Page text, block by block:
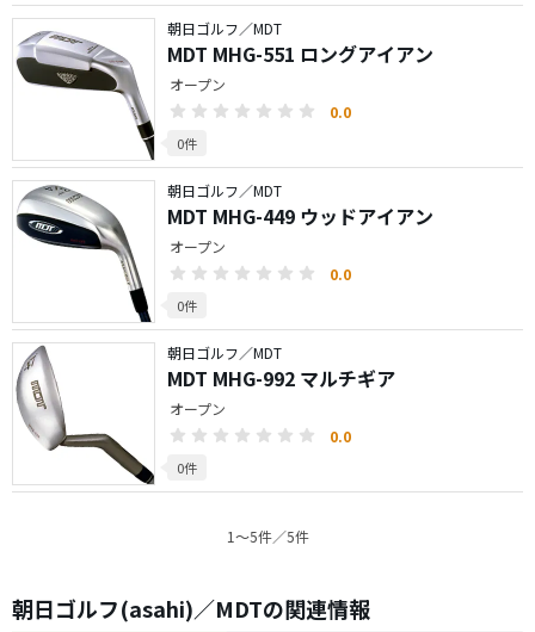
朝日ゴルフ／MDT
MDT MHG-551 ロングアイアン
オープン
0.0
0件
朝日ゴルフ／MDT
MDT MHG-449 ウッドアイアン
オープン
0.0
0件
朝日ゴルフ／MDT
MDT MHG-992 マルチギア
オープン
0.0
0件
1〜5件／5件
朝日ゴルフ(asahi)／MDTの関連情報